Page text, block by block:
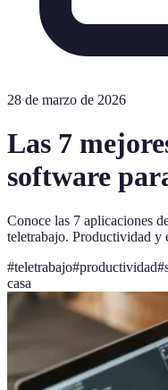
28 de marzo de 2026
Las 7
software
Conoce las 7 aplicaciones
teletrabajo. Productividad y
#teletrabajo#productividad#
casa